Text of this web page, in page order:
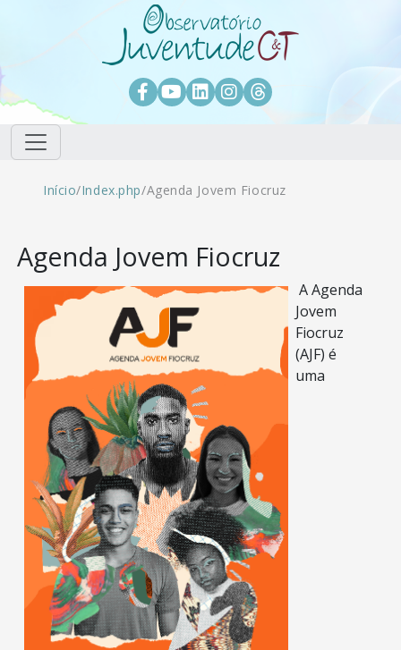
Pular para o conteúdo principal
Facebook
Youtube
LinkedIn
Instagram
Threads
Trilha de navegação
Início/Index.php/Agenda Jovem Fiocruz
Agenda Jovem Fiocruz
AAgenda
Jovem
Fiocruz
(AJF) é
uma